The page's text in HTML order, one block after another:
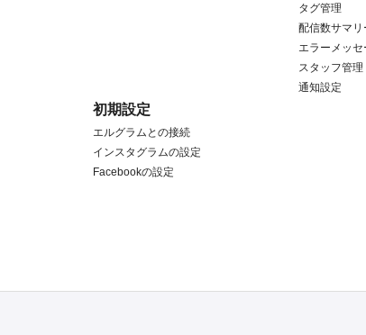
タグ管理
配信数サマリ
エラーメッセ
スタッフ管理
通知設定
初期設定
エルグラムとの接続
インスタグラムの設定
Facebookの設定